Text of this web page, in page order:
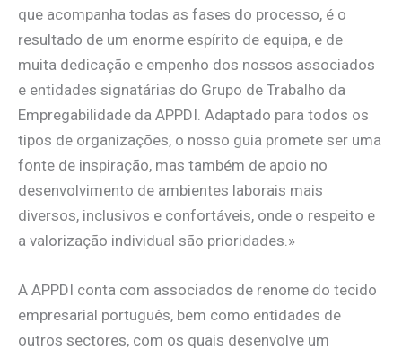
que acompanha todas as fases do processo, é o
resultado de um enorme espírito de equipa, e de
muita dedicação e empenho dos nossos associados
e entidades signatárias do Grupo de Trabalho da
Empregabilidade da APPDI. Adaptado para todos os
tipos de organizações, o nosso guia promete ser uma
fonte de inspiração, mas também de apoio no
desenvolvimento de ambientes laborais mais
diversos, inclusivos e confortáveis, onde o respeito e
a valorização individual são prioridades.»
A APPDI conta com associados de renome do tecido
empresarial português, bem como entidades de
outros sectores, com os quais desenvolve um